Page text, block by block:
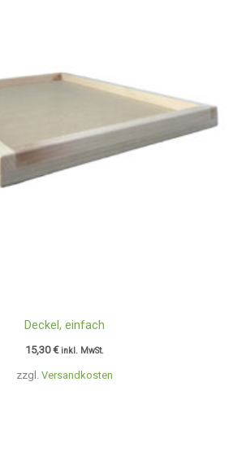
zzgl. Versandkosten
Deckel, einfach
15,30€ inkl. MwSt.